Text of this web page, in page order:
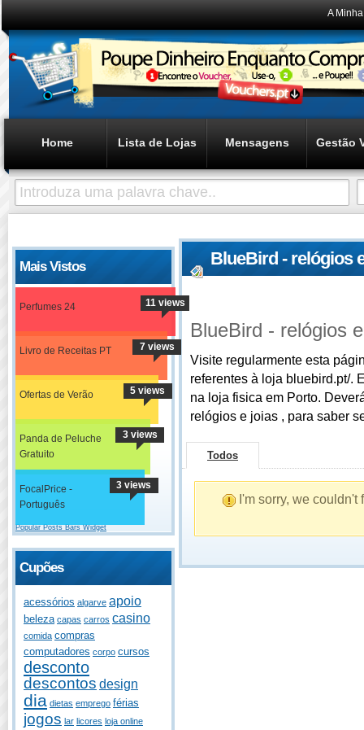
A
Home Lista de Lojas Mensagens Gestão
Mais Vistos
Perfumes 24 11 views
Livro de Receitas PT 7 views
Ofertas de Verão 5 views
Panda de Peluche
Gratuito
3 views
FocalPrice -
Português
3 views
Popular Posts Bars Widget
Cupões
acessórios algarve apoio
beleza capas carros casino
comida compras
computadores corpo cursos
desconto
descontos design
dia dietas emprego férias
jogos lar licores loja online
BlueBird - relógios
BlueBird - relógios
Visite regularmente esta
referentes à loja bluebird.pt/.
na loja fisica em Porto.
relógios e joias , para saber
Todos
I'm sorry, we couldn't